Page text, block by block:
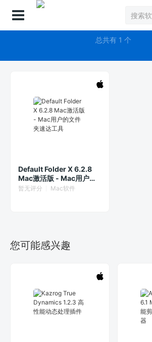
Default Folder X
总共有 1 个
Default Folder X 6.2.8
Mac激活版 - Mac用户的
文件夹速达工具
暂无评分 Mac软件
您可能感兴趣